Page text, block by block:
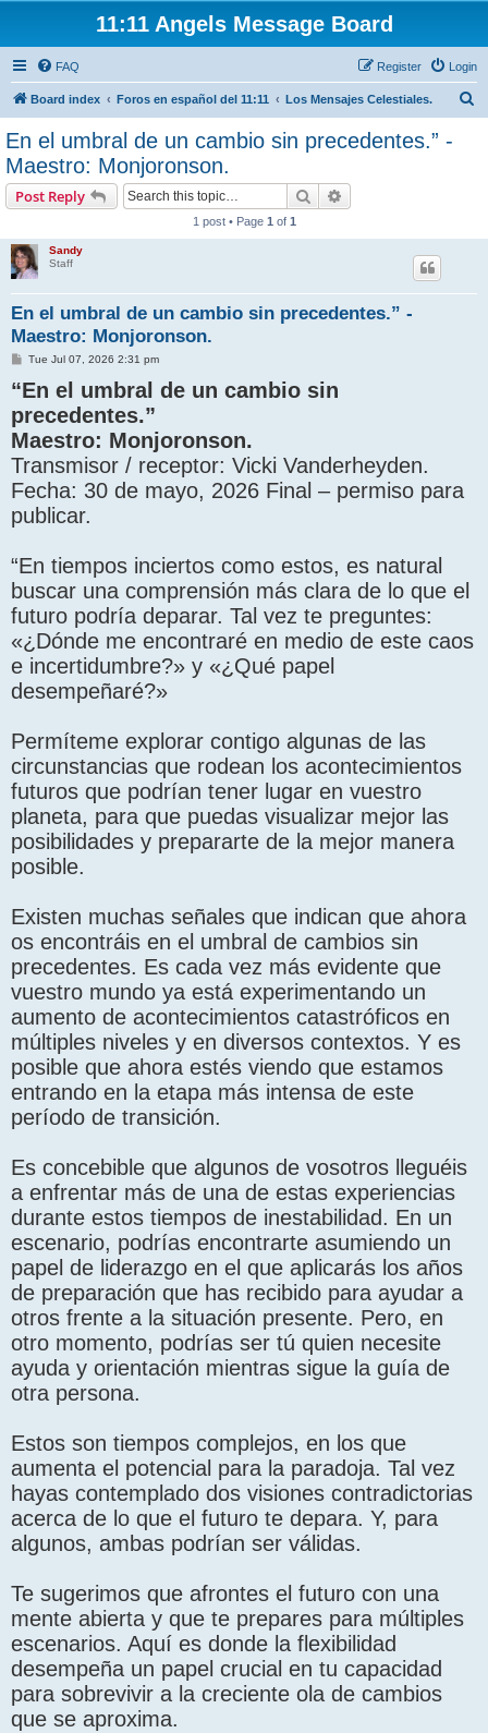
11:11 Angels Message Board
FAQ Login
Register
Board index Foros en español del 11:11 Los Mensajes Celestiales.
En el umbral de un cambio sin precedentes.” -
Maestro: Monjoronson.
Post Reply Search
1 post • Page 1 of 1
Sandy
Staff
En el umbral de un cambio sin precedentes.” -
Maestro: Monjoronson.
P
s
t
Tue Jul 07, 2026 2:31 pm
“En el umbral de un cambio sin
precedentes.”
Maestro: Monjoronson.
Transmisor / receptor: Vicki Vanderheyden.
Fecha: 30 de mayo, 2026 Final – permiso para
publicar.
“En tiempos inciertos como estos, es natural
buscar una comprensión más clara de lo que el
futuro podría deparar. Tal vez te preguntes:
«¿Dónde me encontraré en medio de este caos
e incertidumbre?» y «¿Qué papel
desempeñaré?»
Permíteme explorar contigo algunas de las
circunstancias que rodean los acontecimientos
futuros que podrían tener lugar en vuestro
planeta, para que puedas visualizar mejor las
posibilidades y prepararte de la mejor manera
posible.
Existen muchas señales que indican que ahora
os encontráis en el umbral de cambios sin
precedentes. Es cada vez más evidente que
vuestro mundo ya está experimentando un
aumento de acontecimientos catastróficos en
múltiples niveles y en diversos contextos. Y es
posible que ahora estés viendo que estamos
entrando en la etapa más intensa de este
período de transición.
Es concebible que algunos de vosotros lleguéis
a enfrentar más de una de estas experiencias
durante estos tiempos de inestabilidad. En un
escenario, podrías encontrarte asumiendo un
papel de liderazgo en el que aplicarás los años
de preparación que has recibido para ayudar a
otros frente a la situación presente. Pero, en
otro momento, podrías ser tú quien necesite
ayuda y orientación mientras sigue la guía de
otra persona.
Estos son tiempos complejos, en los que
aumenta el potencial para la paradoja. Tal vez
hayas contemplado dos visiones contradictorias
acerca de lo que el futuro te depara. Y, para
algunos, ambas podrían ser válidas.
Te sugerimos que afrontes el futuro con una
mente abierta y que te prepares para múltiples
escenarios. Aquí es donde la flexibilidad
desempeña un papel crucial en tu capacidad
para sobrevivir a la creciente ola de cambios
que se aproxima.